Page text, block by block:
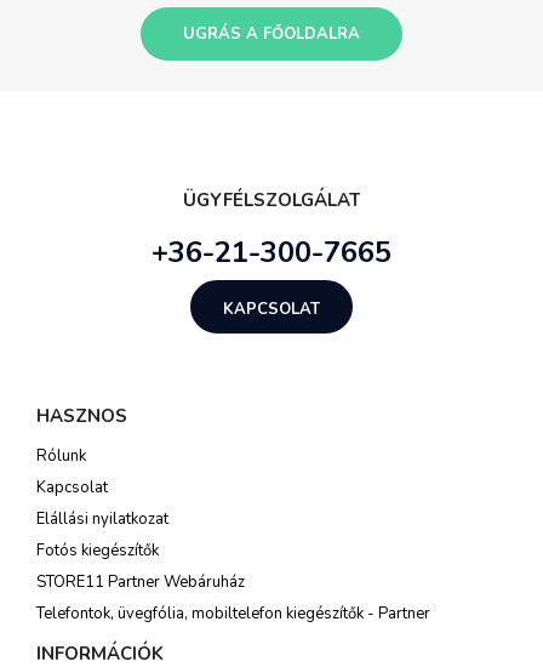
UGRÁS A FŐOLDALRA
ÜGYFÉLSZOLGÁLAT
+36-21-300-7665
KAPCSOLAT
HASZNOS
Rólunk
Kapcsolat
Elállási nyilatkozat
Fotós kiegészítők
STORE11 Partner Webáruház
Telefontok, üvegfólia, mobiltelefon kiegészítők - Partner
INFORMÁCIÓK